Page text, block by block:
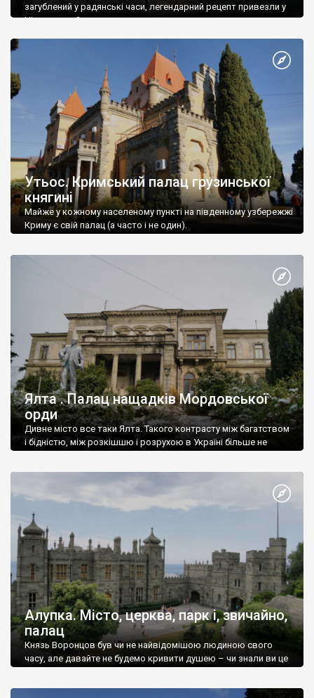
загублений у радянські часи, легендарний рецепт привезли у
Ніжин греки?
Утьос. Кримський палац грузинської
княгині
Майже у кожному населеному пункті на південному узбережжі
Криму є свій палац (а часто і не один).
Ялта . Палац нащадків Мордовської
орди
Дивне місто все таки Ялта. Такого контрасту між багатством
і бідністю, між розкішшю і розрухою в Україні більше не
Алупка. Місто, церква, парк і, звичайно,
палац
Князь Воронцов був чи не найвідомішою людиною свого
часу, але давайте не будемо кривити душею – чи знали ви це